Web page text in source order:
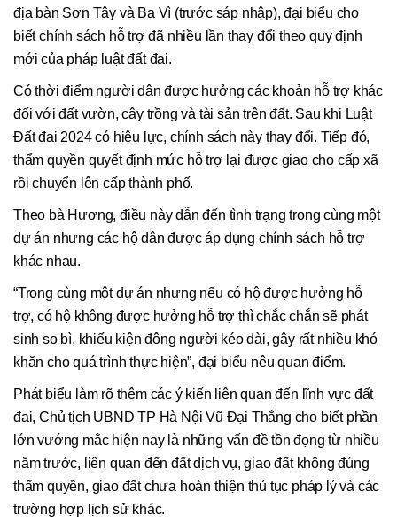
địa bàn Sơn Tây và Ba Vì (trước sáp nhập), đại biểu cho
biết chính sách hỗ trợ đã nhiều lần thay đổi theo quy định
mới của pháp luật đất đai.
Có thời điểm người dân được hưởng các khoản hỗ trợ khác
đối với đất vườn, cây trồng và tài sản trên đất. Sau khi Luật
Đất đai 2024 có hiệu lực, chính sách này thay đổi. Tiếp đó,
thẩm quyền quyết định mức hỗ trợ lại được giao cho cấp xã
rồi chuyển lên cấp thành phố.
Theo bà Hương, điều này dẫn đến tình trạng trong cùng một
dự án nhưng các hộ dân được áp dụng chính sách hỗ trợ
khác nhau.
“Trong cùng một dự án nhưng nếu có hộ được hưởng hỗ
trợ, có hộ không được hưởng hỗ trợ thì chắc chắn sẽ phát
sinh so bì, khiếu kiện đông người kéo dài, gây rất nhiều khó
khăn cho quá trình thực hiện”, đại biểu nêu quan điểm.
Phát biểu làm rõ thêm các ý kiến liên quan đến lĩnh vực đất
đai, Chủ tịch UBND TP Hà Nội Vũ Đại Thắng cho biết phần
lớn vướng mắc hiện nay là những vấn đề tồn đọng từ nhiều
năm trước, liên quan đến đất dịch vụ, giao đất không đúng
thẩm quyền, giao đất chưa hoàn thiện thủ tục pháp lý và các
trường hợp lịch sử khác.